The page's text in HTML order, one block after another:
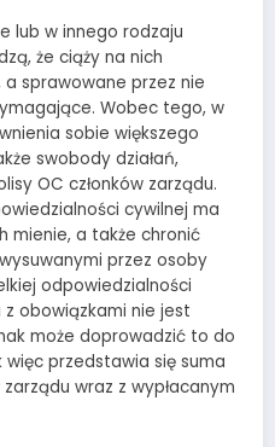
lub w innego rodzaju
że ciąży na nich
sprawowane przez nie
Wobec tego, w
sobie większego
swobody działań,
OC członków zarządu.
cywilnej ma
mienie, a także chronić
przez osoby
odpowiedzialności
z obowiązkami nie jest
może doprowadzić to do
przedstawia się suma
wraz z wypłacanym